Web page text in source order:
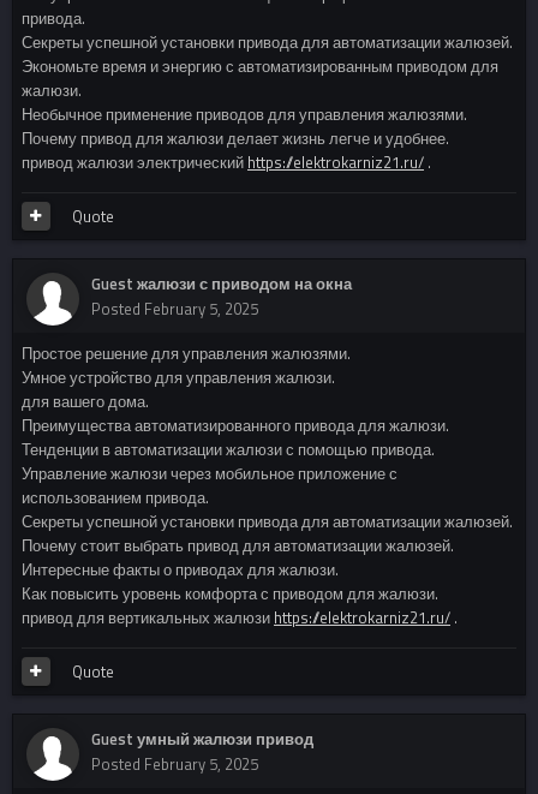
привода.
Секреты успешной установки привода для автоматизации жалюзей.
Экономьте время и энергию с автоматизированным приводом для
жалюзи.
Необычное применение приводов для управления жалюзями.
Почему привод для жалюзи делает жизнь легче и удобнее.
привод жалюзи электрический https://elektrokarniz21.ru/ .
Quote
Guest жалюзи с приводом на окна
Posted February 5, 2025
Простое решение для управления жалюзями.
Умное устройство для управления жалюзи.
для вашего дома.
Преимущества автоматизированного привода для жалюзи.
Тенденции в автоматизации жалюзи с помощью привода.
Управление жалюзи через мобильное приложение с
использованием привода.
Секреты успешной установки привода для автоматизации жалюзей.
Почему стоит выбрать привод для автоматизации жалюзей.
Интересные факты о приводах для жалюзи.
Как повысить уровень комфорта с приводом для жалюзи.
привод для вертикальных жалюзи https://elektrokarniz21.ru/ .
Quote
Guest умный жалюзи привод
Posted February 5, 2025